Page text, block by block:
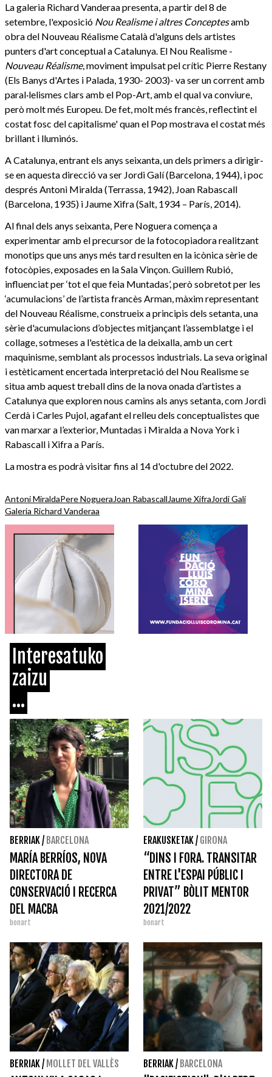
La galeria Richard Vanderaa presenta, a partir del 8 de
setembre, l'exposició Nou Realisme i altres Conceptesamb
obra del Nouveau Réalisme Català d'alguns dels artistes
punters d'art conceptual a Catalunya. El Nou Realisme -
Nouveau Réalisme, moviment impulsat pel crític Pierre Restany
(Els Banys d'Artes i Palada, 1930- 2003)- va ser un corrent amb
paral·lelismes clars amb el Pop-Art, amb el qual va conviure,
però molt més Europeu. De fet, molt més francès, reflectint el
costat fosc del capitalisme' quan el Pop mostrava el costat més
brillant i lluminós.
A Catalunya, entrant els anys seixanta, un dels primers a dirigir-
se en aquesta direcció va ser Jordi Galí (Barcelona, 1944), i poc
després Antoni Miralda (Terrassa, 1942), Joan Rabascall
(Barcelona, 1935) i Jaume Xifra (Salt, 1934 – París, 2014).
Al final dels anys seixanta, Pere Noguera comença a
experimentar amb el precursor de la fotocopiadora realitzant
monotips que uns anys més tard resulten en la icònica sèrie de
fotocòpies, exposades en la Sala Vinçon. Guillem Rubió,
influenciat per ‘tot el que feia Muntadas’, però sobretot per les
‘acumulacions’ de l’artista francès Arman, màxim representant
del Nouveau Réalisme, construeix a principis dels setanta, una
sèrie d'acumulacions d’objectes mitjançant l’assemblatge i el
collage, sotmeses a l'estètica de la deixalla, amb un cert
maquinisme, semblant als processos industrials. La seva original
i estèticament encertada interpretació del Nou Realisme se
situa amb aquest treball dins de la nova onada d’artistes a
Catalunya que exploren nous camins als anys setanta, com Jordi
Cerdà i Carles Pujol, agafant el relleu dels conceptualistes que
van marxar a l’exterior, Muntadas i Miralda a Nova York i
Rabascall i Xifra a París.
La mostra es podrà visitar fins al 14 d'octubre del 2022.
Antoni MiraldaPere NogueraJoan RabascallJaume XifraJordi Galí
Galeria Richard Vanderaa
Interesatuko
zaizu
...
BERRIAK/ BARCELONA
MARÍA BERRÍOS, NOVA
DIRECTORA DE
CONSERVACIÓ I RECERCA
DEL MACBA
bonart
ERAKUSKETAK/ GIRONA
“DINS I FORA. TRANSITAR
ENTRE L'ESPAI PÚBLIC I
PRIVAT” BÒLIT MENTOR
2021/2022
bonart
BERRIAK/ MOLLET DEL VALLÈS BERRIAK/ BARCELONA